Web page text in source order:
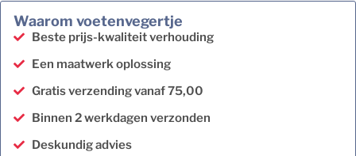
Waarom voetenvegertje
Beste prijs-kwaliteit verhouding
Een maatwerk oplossing
Gratis verzending vanaf 75,00
Binnen 2 werkdagen verzonden
Deskundig advies